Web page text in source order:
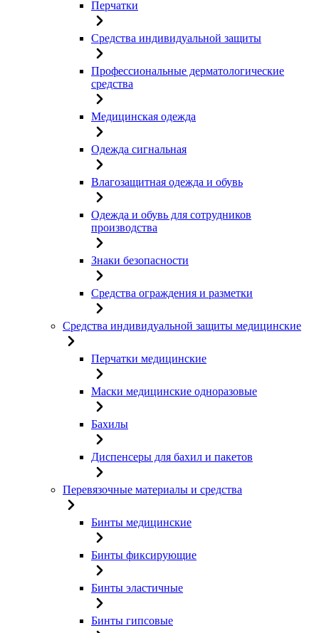
Перчатки
Средства индивидуальной защиты
Профессиональные дерматологические
средства
Медицинская одежда
Одежда сигнальная
Влагозащитная одежда и обувь
Одежда и обувь для сотрудников
производства
Знаки безопасности
Средства ограждения и разметки
Средства индивидуальной защиты медицинские
Перчатки медицинские
Маски медицинские одноразовые
Бахилы
Диспенсеры для бахил и пакетов
Перевязочные материалы и средства
Бинты медицинские
Бинты фиксирующие
Бинты эластичные
Бинты гипсовые